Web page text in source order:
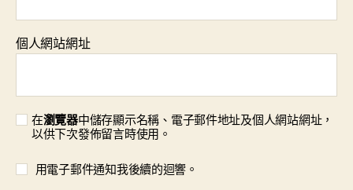
個人網站網址
在瀏覽器中儲存顯示名稱、電子郵件地址及個人網站網址，
以供下次發佈留言時使用。
用電子郵件通知我後續的迴響。